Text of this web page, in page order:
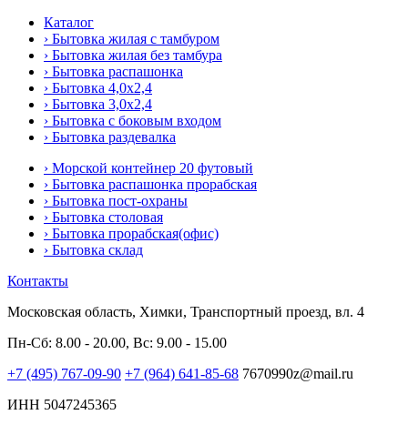
Каталог
› Бытовка жилая с тамбуром
› Бытовка жилая без тамбура
› Бытовка распашонка
› Бытовка 4,0x2,4
› Бытовка 3,0x2,4
› Бытовка с боковым входом
› Бытовка раздевалка
› Морской контейнер 20 футовый
› Бытовка распашонка прорабская
› Бытовка пост-охраны
› Бытовка столовая
› Бытовка прорабская(офис)
› Бытовка склад
Контакты
Московская область, Химки, Транспортный проезд, вл. 4
Пн-Сб: 8.00 - 20.00, Вс: 9.00 - 15.00
+7 (495) 767-09-90 +7 (964) 641-85-68 7670990z@mail.ru
ИНН 5047245365